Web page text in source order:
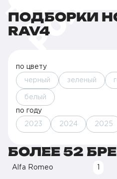
ПОДБОРКИ
RAV4
по цвету
черный зеленый
белый
по году
2023 2024 2025
БОЛЕЕ 52
Alfa Romeo